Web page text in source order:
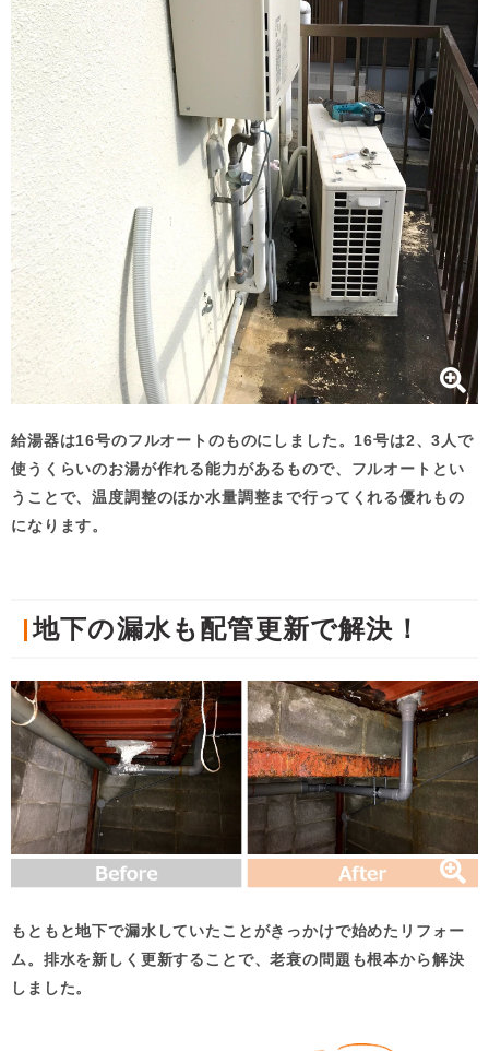
給湯器は16号のフルオートのものにしました。16号は2、3人で
使うくらいのお湯が作れる能力があるもので、フルオートとい
うことで、温度調整のほか水量調整まで行ってくれる優れもの
になります。
地下の漏水も配管更新で解決！
もともと地下で漏水していたことがきっかけで始めたリフォー
ム。排水を新しく更新することで、老衰の問題も根本から解決
しました。